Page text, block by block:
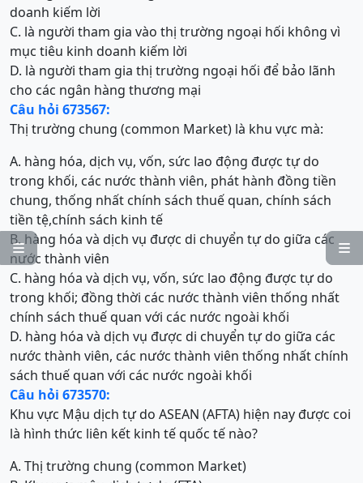


doanh kiếm lời
C. là người tham gia vào thị trường ngoại hối không vì
mục tiêu kinh doanh kiếm lời
D. là người tham gia thị trường ngoại hối để bảo lãnh
cho các ngân hàng thương mại
Câu hỏi 673567:
Thị trường chung (common Market) là khu vực mà:
A. hàng hóa, dịch vụ, vốn, sức lao động được tự do
trong khối, các nước thành viên, phát hành đồng tiền
chung, thống nhất chính sách thuế quan, chính sách
tiền tệ,chính sách kinh tế
B. hàng hóa và dịch vụ được di chuyển tự do giữa các
nước thành viên
C. hàng hóa và dịch vụ, vốn, sức lao động được tự do
trong khối; đồng thời các nước thành viên thống nhất
chính sách thuế quan với các nước ngoài khối
D. hàng hóa và dịch vụ được di chuyển tự do giữa các
nước thành viên, các nước thành viên thống nhất chính
sách thuế quan với các nước ngoài khối
Câu hỏi 673570:
Khu vực Mậu dịch tự do ASEAN (AFTA) hiện nay được coi
là hình thức liên kết kinh tế quốc tế nào?
A. Thị trường chung (common Market)